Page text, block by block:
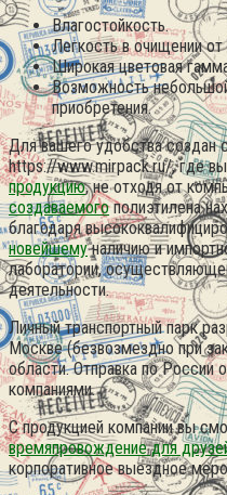
Влагостойкость.
Легкость в очищении от
Широкая цветовая
Возможность
приобретения.
Для вашего удобства создан
https://www.mirpack.ru/, где
продукцию, не отходя от
создаваемогополиэтилена
благодаря
новейшемуналичию и
лаборатории,
деятельности.
Личный транспортный парк
Москве (безвозмездно при
области. Отправка по России
компаниями.
С продукцией компании вы
времяпровождение для
корпоративное выездное